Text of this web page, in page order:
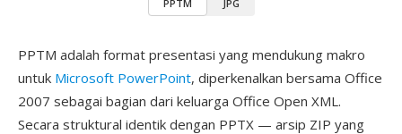
PPTM JPG
PPTM adalah format presentasi yang mendukung makro
untuk Microsoft PowerPoint, diperkenalkan bersama Office
2007 sebagai bagian dari keluarga Office Open XML.
Secara struktural identik dengan PPTX — arsip ZIP yang